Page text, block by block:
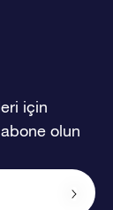
için
olun